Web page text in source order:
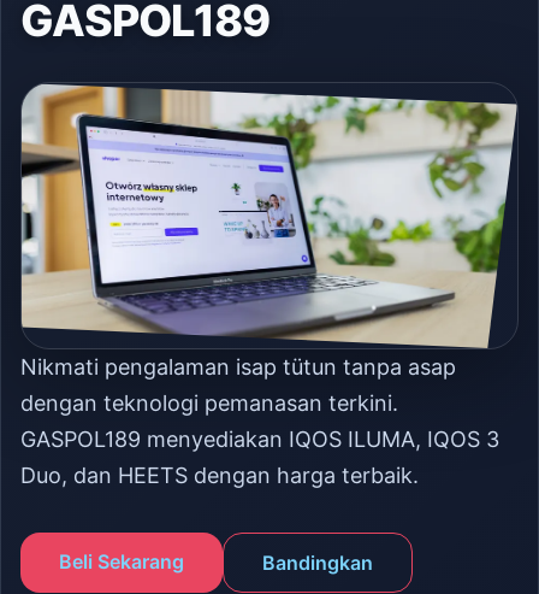
GASPOL189
Nikmati pengalaman isap tütun tanpa asap
dengan teknologi pemanasan terkini.
GASPOL189 menyediakan IQOS ILUMA, IQOS 3
Duo, dan HEETS dengan harga terbaik.
Beli Sekarang Bandingkan